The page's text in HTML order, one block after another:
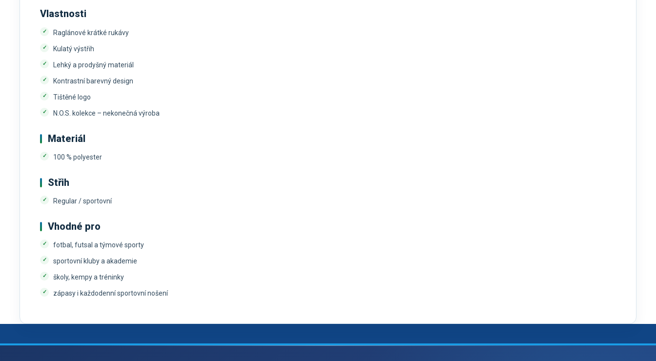
Vlastnosti
Raglánové krátké rukávy
Kulatý výstřih
Lehký a prodyšný materiál
Kontrastní barevný design
Tištěné logo
N.O.S. kolekce – nekonečná výroba
Materiál
100 % polyester
Střih
Regular / sportovní
Vhodné pro
fotbal, futsal a týmové sporty
sportovní kluby a akademie
školy, kempy a tréninky
zápasy i každodenní sportovní nošení